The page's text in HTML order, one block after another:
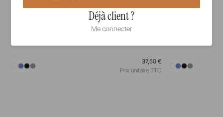
37,50 €
Prix unitaire TTC
Déjà client ?
Me connecter